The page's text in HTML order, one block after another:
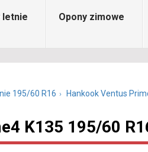
letnie Opony zimowe
195/60 R16 Hankook Ventus
K135 195/60